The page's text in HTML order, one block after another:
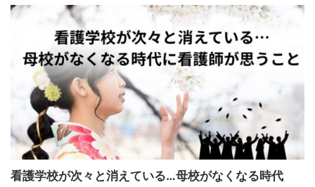
看護学校が次々と消えている…母校がなくなる時代